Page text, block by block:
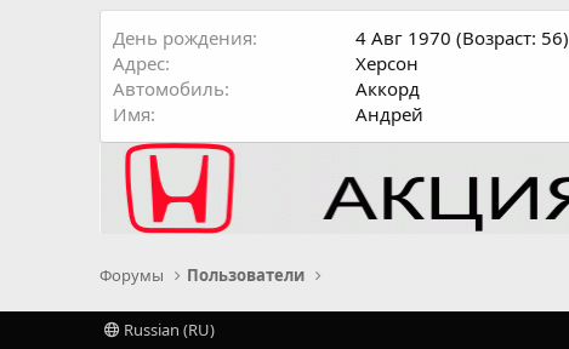
День рождения
4 Авг 1970 (Возраст: 56)
Адрес
Херсон
Автомобиль
Аккорд
Имя
Андрей
Форумы Пользователи
Russian (RU)